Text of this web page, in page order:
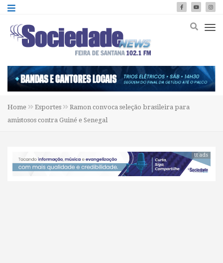
Home Esportes
Ramon convoca seleção brasileira para
amistosos contra Guiné e Senegal
tt ads